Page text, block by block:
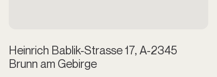
Heinrich Bablik-Strasse 17, A-2345
Brunn am Gebirge